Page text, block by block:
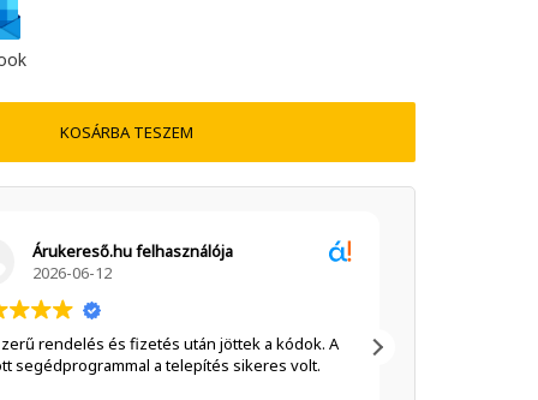
KOSÁRBA TESZEM
Árukereső.hu felhasználója
2026-06-12
rendelés és fizetés után jöttek a kódok. A
segédprogrammal a telepítés sikeres volt.